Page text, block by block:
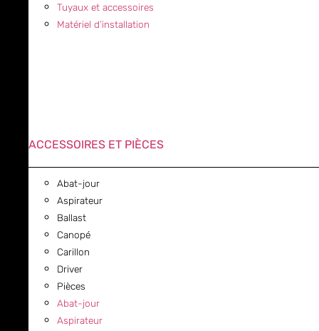
Tuyaux et accessoires
Matériel d’installation
ACCESSOIRES ET PIÈCES
Abat-jour
Aspirateur
Ballast
Canopé
Carillon
Driver
Pièces
Abat-jour
Aspirateur